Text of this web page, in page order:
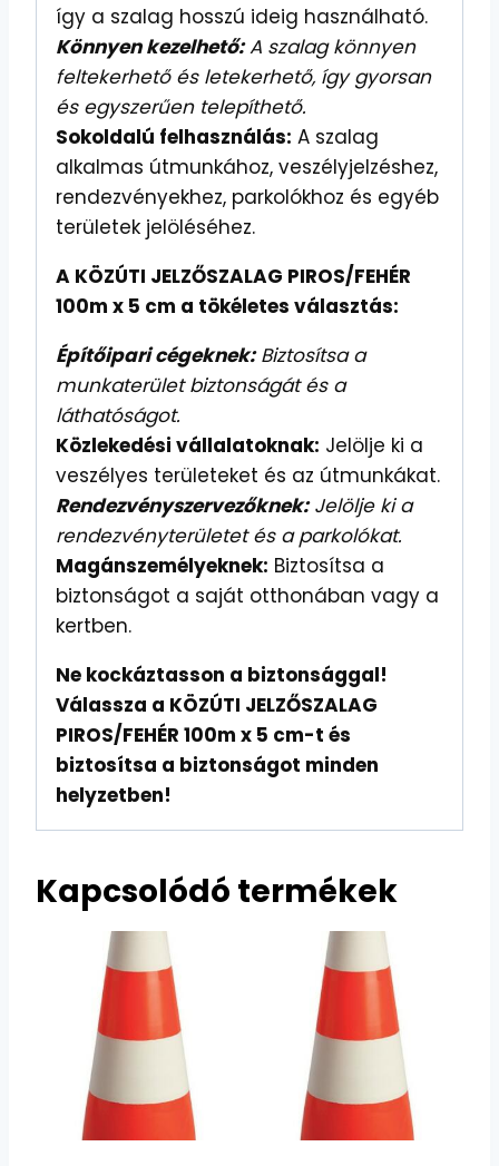
így a szalag hosszú ideig használható.
Könnyen kezelhető:A szalag könnyen
feltekerhető és letekerhető, így gyorsan
és egyszerűen telepíthető.
Sokoldalú felhasználás: A szalag
alkalmas útmunkához, veszélyjelzéshez,
rendezvényekhez, parkolókhoz és egyéb
területek jelöléséhez.
A KÖZÚTI JELZŐSZALAG PIROS/FEHÉR
100m x 5 cm a tökéletes választás:
Építőipari cégeknek:Biztosítsa a
munkaterület biztonságát és a
láthatóságot.
Közlekedési vállalatoknak: Jelölje ki a
veszélyes területeket és az útmunkákat.
Rendezvényszervezőknek:Jelölje ki a
rendezvényterületet és a parkolókat.
Magánszemélyeknek: Biztosítsa a
biztonságot a saját otthonában vagy a
kertben.
Ne kockáztasson a biztonsággal!
Válassza a KÖZÚTI JELZŐSZALAG
PIROS/FEHÉR 100m x 5 cm-t és
biztosítsa a biztonságot minden
helyzetben!
Kapcsolódó termékek